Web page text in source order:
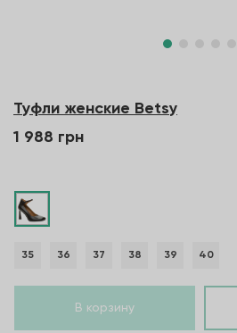
Туфли женские Betsy
1 988 грн
35 36 37 38 39 40
В корзину